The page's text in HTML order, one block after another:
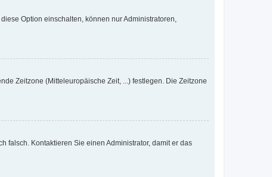
Option einschalten, können nur Administratoren,
Zeitzone (Mitteleuropäische Zeit, ...) festlegen. Die Zeitzone
falsch. Kontaktieren Sie einen Administrator, damit er das